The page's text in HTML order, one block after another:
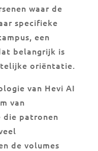
waar de
specifieke
een
belangrijk is
oriëntatie.
van Hevi AI
van
patronen
de volumes